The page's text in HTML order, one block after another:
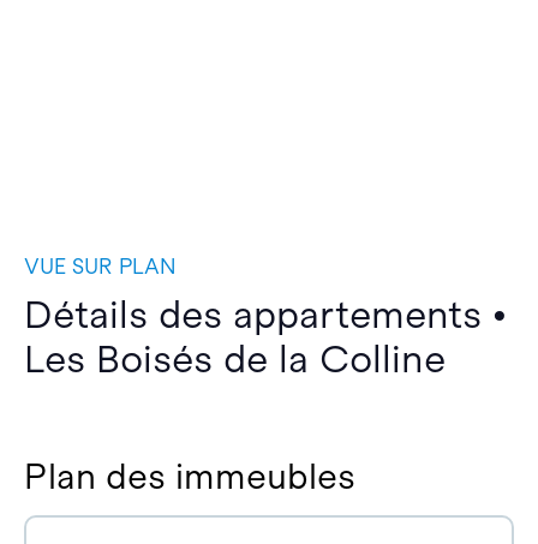
VUE SUR PLAN
Détails des appartements •
Les Boisés de la Colline
Plan des immeubles